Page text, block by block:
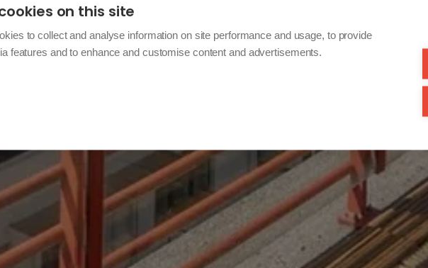
on this site
to collect and analyse information on site performance and usage, to provide
features and to enhance and customise content and advertisements.